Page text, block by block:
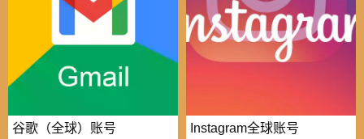
谷歌（全球）账号 Instagram全球账号